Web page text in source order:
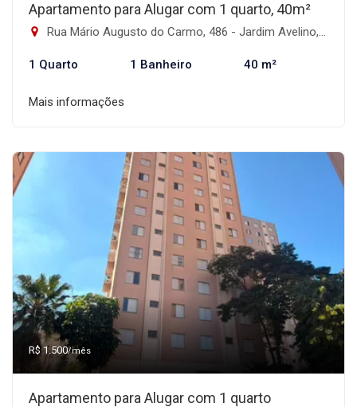
Apartamento para Alugar com 1 quarto, 40m²
Rua Mário Augusto do Carmo, 486 - Jardim Avelino, São Paulo-SP
1 Quarto 1 Banheiro 40 m²
Mais informações
R$ 1.500/mês
Apartamento para Alugar com 1 quarto